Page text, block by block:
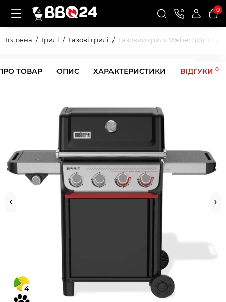
0
Головна Грилі Газові грилі Газовий гриль Weber Spirit E-
ТОВАР ОПИС ХАРАКТЕРИСТИКИ ВІДГУКИ 0
4